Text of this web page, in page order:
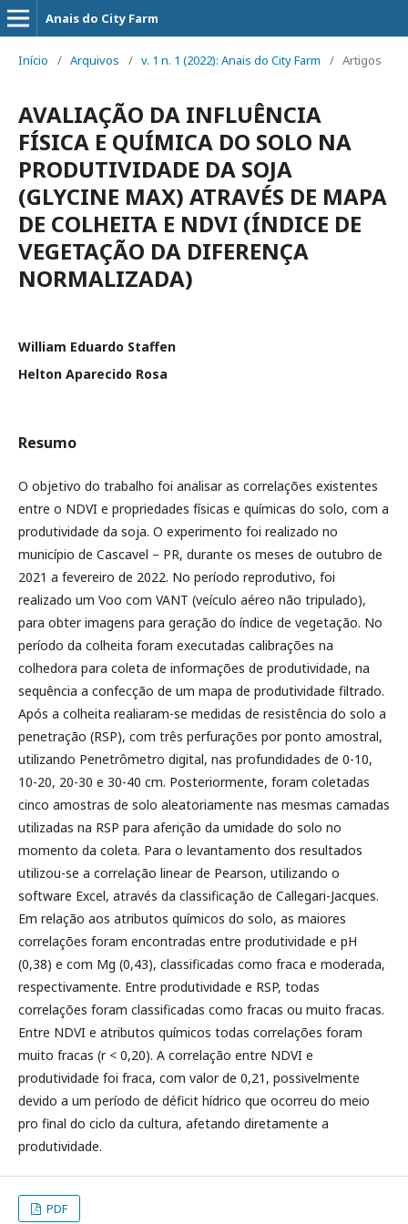
Anais do City Farm
Início / Arquivos / v. 1 n. 1 (2022): Anais do City Farm / Artigos
AVALIAÇÃO DA INFLUÊNCIA
FÍSICA E QUÍMICA DO SOLO NA
PRODUTIVIDADE DA SOJA
(GLYCINE MAX) ATRAVÉS DE MAPA
DE COLHEITA E NDVI (ÍNDICE DE
VEGETAÇÃO DA DIFERENÇA
NORMALIZADA)
William Eduardo Staffen
Helton Aparecido Rosa
Resumo
O objetivo do trabalho foi analisar as correlações existentes
entre o NDVI e propriedades físicas e químicas do solo, com a
produtividade da soja. O experimento foi realizado no
município de Cascavel – PR, durante os meses de outubro de
2021 a fevereiro de 2022. No período reprodutivo, foi
realizado um Voo com VANT (veículo aéreo não tripulado),
para obter imagens para geração do índice de vegetação. No
período da colheita foram executadas calibrações na
colhedora para coleta de informações de produtividade, na
sequência a confecção de um mapa de produtividade filtrado.
Após a colheita realiaram-se medidas de resistência do solo a
penetração (RSP), com três perfurações por ponto amostral,
utilizando Penetrômetro digital, nas profundidades de 0-10,
10-20, 20-30 e 30-40 cm. Posteriormente, foram coletadas
cinco amostras de solo aleatoriamente nas mesmas camadas
utilizadas na RSP para aferição da umidade do solo no
momento da coleta. Para o levantamento dos resultados
utilizou-se a correlação linear de Pearson, utilizando o
software Excel, através da classificação de Callegari-Jacques.
Em relação aos atributos químicos do solo, as maiores
correlações foram encontradas entre produtividade e pH
(0,38) e com Mg (0,43), classificadas como fraca e moderada,
respectivamente. Entre produtividade e RSP, todas
correlações foram classificadas como fracas ou muito fracas.
Entre NDVI e atributos químicos todas correlações foram
muito fracas (r < 0,20). A correlação entre NDVI e
produtividade foi fraca, com valor de 0,21, possivelmente
devido a um período de déficit hídrico que ocorreu do meio
pro final do ciclo da cultura, afetando diretamente a
produtividade.
PDF